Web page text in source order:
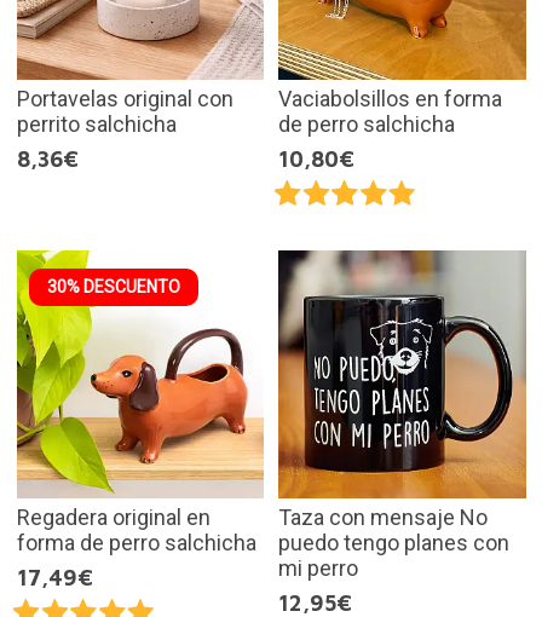
Portavelas original con
perrito salchicha
8,36€
Vaciabolsillos en forma
de perro salchicha
10,80€
30% DESCUENTO
Regadera original en
forma de perro salchicha
17,49€
Taza con mensaje No
puedo tengo planes con
mi perro
12,95€